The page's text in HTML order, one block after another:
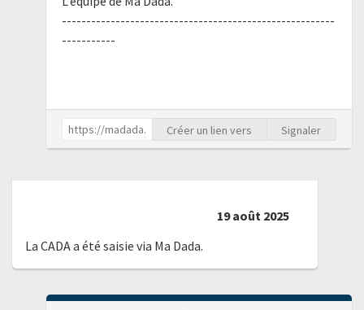
--------------------------------------------------------
-----------
Créer un lien vers Signaler
19 août 2025
La CADA a été saisie via Ma Dada.